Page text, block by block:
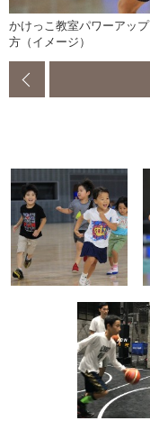
かけっこ教室パワーアッ
方（イメージ）